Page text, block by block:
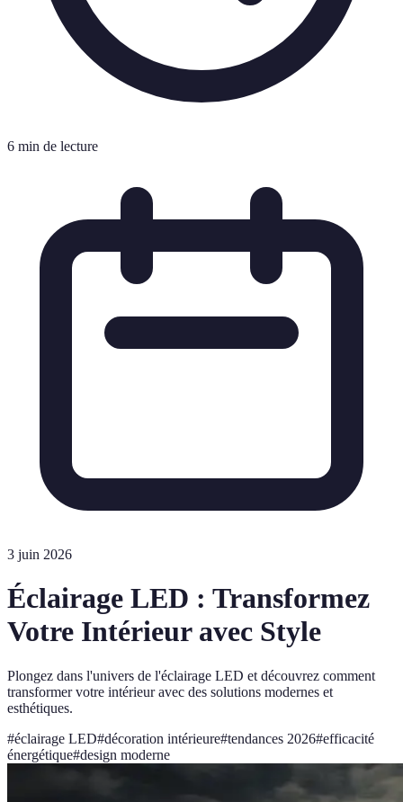
6 min de lecture
3 juin 2026
Éclairage LED : Transformez
Votre Intérieur avec Style
Plongez dans l'univers de l'éclairage LED et découvrez comment
transformer votre intérieur avec des solutions modernes et
esthétiques.
#éclairage LED#décoration intérieure#tendances 2026#efficacité
énergétique#design moderne